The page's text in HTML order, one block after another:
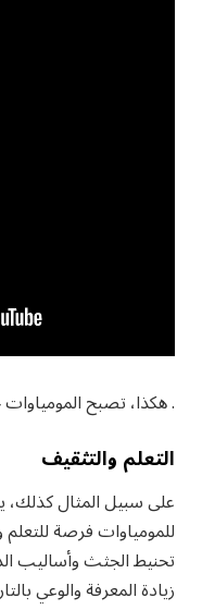
. هكذا، تصبح المومياوات
التعلم والتثقيف
على سبيل المثال
للمومياوات فرصة
تحنيط الجثث وأساليب
زيادة المعرفة والوعي